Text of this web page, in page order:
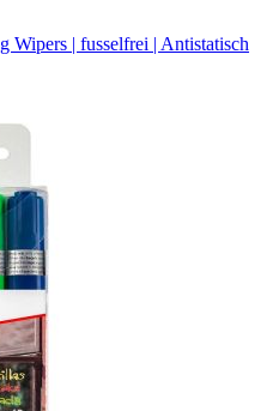
Wipers | fusselfrei | Antistatisch